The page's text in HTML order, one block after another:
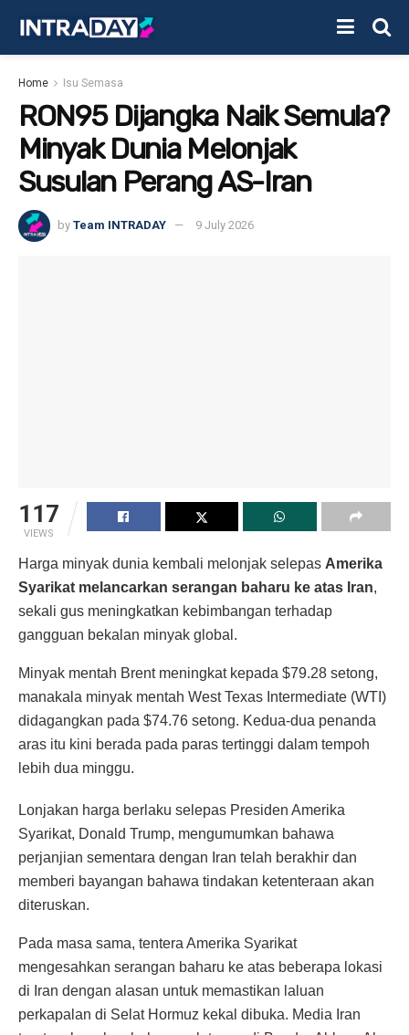
Home Isu Semasa
RON95 Dijangka Naik Semula?
Minyak Dunia Melonjak
Susulan Perang AS-Iran
by Team INTRADAY 9 July 2026
117
VIEWS
Harga minyak dunia kembali melonjak selepas Amerika
Syarikat melancarkan serangan baharu ke atas Iran,
sekali gus meningkatkan kebimbangan terhadap
gangguan bekalan minyak global.
Minyak mentah Brent meningkat kepada $79.28 setong,
manakala minyak mentah West Texas Intermediate (WTI)
didagangkan pada $74.76 setong. Kedua-dua penanda
aras itu kini berada pada paras tertinggi dalam tempoh
lebih dua minggu.
Lonjakan harga berlaku selepas Presiden Amerika
Syarikat, Donald Trump, mengumumkan bahawa
perjanjian sementara dengan Iran telah berakhir dan
memberi bayangan bahawa tindakan ketenteraan akan
diteruskan.
Pada masa sama, tentera Amerika Syarikat
mengesahkan serangan baharu ke atas beberapa lokasi
di Iran dengan alasan untuk memastikan laluan
perkapalan di Selat Hormuz kekal dibuka. Media Iran